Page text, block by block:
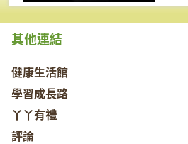
其他連結
健康生活館
學習成長路
丫丫有禮
評論